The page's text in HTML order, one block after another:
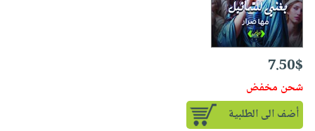
7.50$
شحن مخفض
أضف الى الطلبية